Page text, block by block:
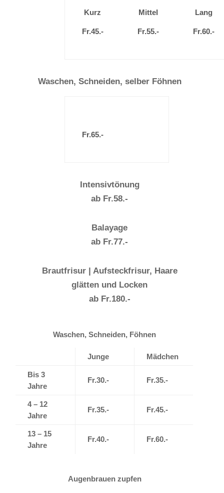
Kurz
Fr.45.-
Mittel
Fr.55.-
Lang
Fr.60.-
Waschen, Schneiden, selber Föhnen
Fr.65.-
Intensivtönung
ab Fr.58.-
Balayage
ab Fr.77.-
Brautfrisur | Aufsteckfrisur, Haare
glätten und Locken
ab Fr.180.-
Waschen, Schneiden, Föhnen
Junge Mädchen
Bis 3
Jahre
Fr.30.- Fr.35.-
4 – 12
Jahre
Fr.35.- Fr.45.-
13 – 15
Jahre
Fr.40.- Fr.60.-
Augenbrauen zupfen